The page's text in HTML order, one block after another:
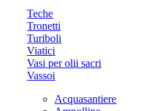
Teche
Tronetti
Turiboli
Viatici
Vasi per olii sacri
Vassoi
Acquasantiere